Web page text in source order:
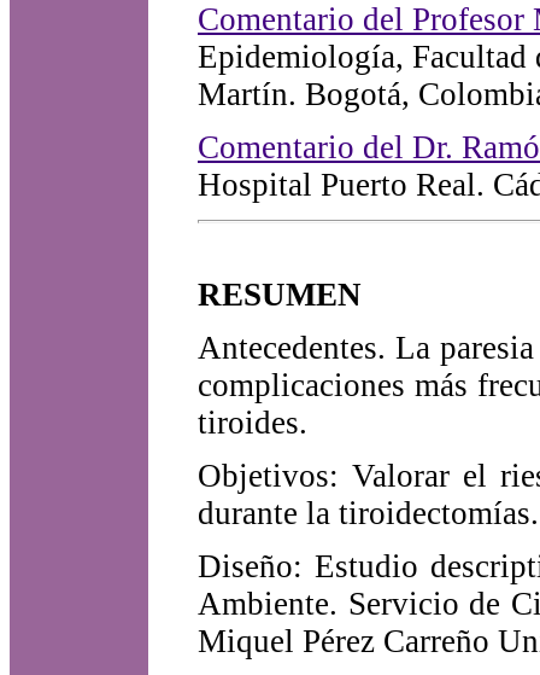
Comentario del
Epidemiología, Facultad
Martín. Bogotá,
Comentario del Dr.
Hospital Puerto Real.
RESUMEN
Antecedentes. La
complicaciones más
tiroides.
Objetivos: Valorar el
durante la tiroidectomías.
Diseño: Estudio
Ambiente. Servicio de
Miquel Pérez Carreño